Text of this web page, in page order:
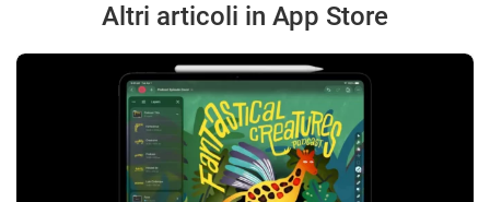
Altri articoli in App Store